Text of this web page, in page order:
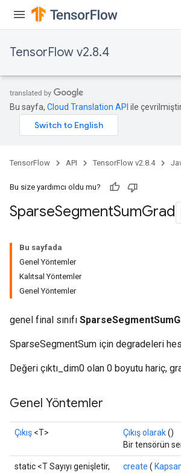
TensorFlow v2.8.4
Bu sayfa, Cloud Translation API ile
TensorFlow API TensorFlow v2.8.4
Bu size yardımcı oldu mu?
SparseSegmentSumGrad
Bu sayfada
Genel Yöntemler
Kalıtsal Yöntemler
Genel Yöntemler
genel final sınıfı
SparseSegmentSum için degradeleri
Değeri çıktı_dim0 olan 0 boyutu hariç,
Genel Yöntemler
Çıkış <T> Çıkış olarak()
Bir tensörün
static <T Sayıyı genişletir,
create (